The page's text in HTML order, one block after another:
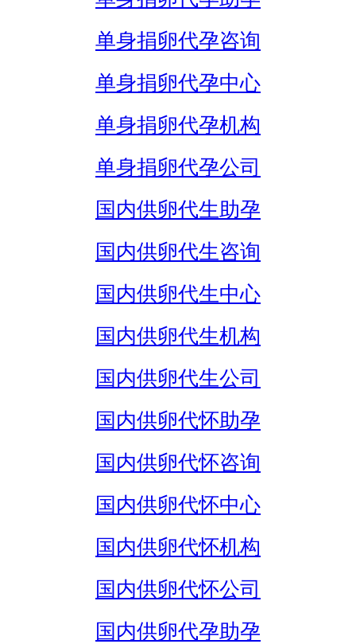
单身捐卵代孕咨询
单身捐卵代孕中心
单身捐卵代孕机构
单身捐卵代孕公司
国内供卵代生助孕
国内供卵代生咨询
国内供卵代生中心
国内供卵代生机构
国内供卵代生公司
国内供卵代怀助孕
国内供卵代怀咨询
国内供卵代怀中心
国内供卵代怀机构
国内供卵代怀公司
国内供卵代孕助孕